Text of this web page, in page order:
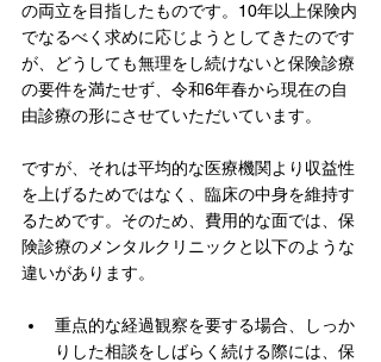
の両立を目指したものです。10年以上保険内
でなるべく求めに応じようとしてきたのです
が、どうしても無理をし続けないと保険診療
の要件を満たせず、 令和6年春から現在の自
由診療の形にさせていただいています。
ですが、それは平均的な医療機関より収益性
を上げるためではなく、臨床の中身を維持す
るためです。そのため、費用的な面では、保
険診療のメンタルクリニックと以下のような
違いがあります。
重点的な経過観察を要する場合、しっか
りした相談をしばらく続ける際には、保